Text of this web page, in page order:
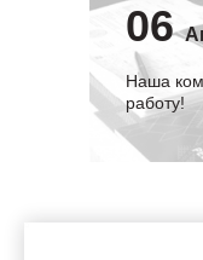
06
Наша
работу!